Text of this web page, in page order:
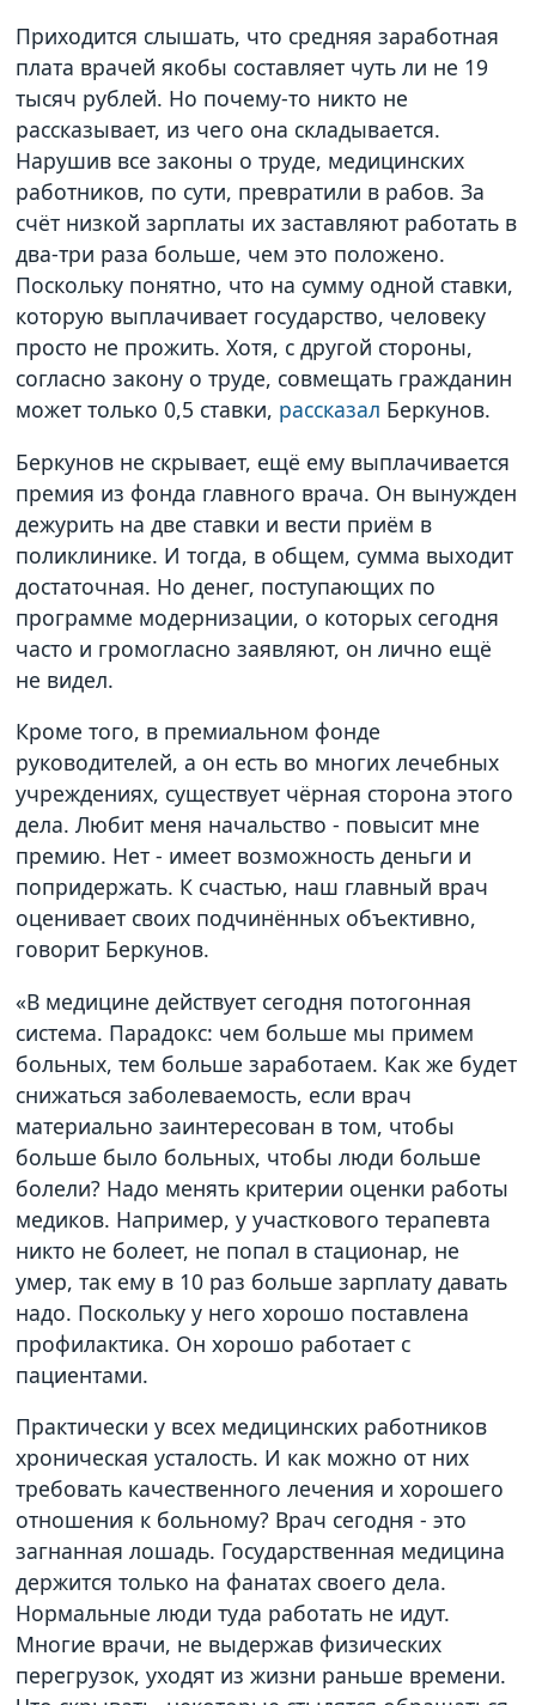
Приходится слышать, что средняя заработная
плата врачей якобы составляет чуть ли не 19
тысяч рублей. Но почему-то никто не
рассказывает, из чего она складывается.
Нарушив все законы о труде, медицинских
работников, по сути, превратили в рабов. За
счёт низкой зарплаты их заставляют работать в
два-три раза больше, чем это положено.
Поскольку понятно, что на сумму одной ставки,
которую выплачивает государство, человеку
просто не прожить. Хотя, с другой стороны,
согласно закону о труде, совмещать гражданин
может только 0,5 ставки, рассказал Беркунов.
Беркунов не скрывает, ещё ему выплачивается
премия из фонда главного врача. Он вынужден
дежурить на две ставки и вести приём в
поликлинике. И тогда, в общем, сумма выходит
достаточная. Но денег, поступающих по
программе модернизации, о которых сегодня
часто и громогласно заявляют, он лично ещё
не видел.
Кроме того, в премиальном фонде
руководителей, а он есть во многих лечебных
учреждениях, существует чёрная сторона этого
дела. Любит меня начальство - повысит мне
премию. Нет - имеет возможность деньги и
попридержать. К счастью, наш главный врач
оценивает своих подчинённых объективно,
говорит Беркунов.
«В медицине действует сегодня потогонная
система. Парадокс: чем больше мы примем
больных, тем больше заработаем. Как же будет
снижаться заболеваемость, если врач
материально заинтересован в том, чтобы
больше было больных, чтобы люди больше
болели? Надо менять критерии оценки работы
медиков. Например, у участкового терапевта
никто не болеет, не попал в стационар, не
умер, так ему в 10 раз больше зарплату давать
надо. Поскольку у него хорошо поставлена
профилактика. Он хорошо работает с
пациентами.
Практически у всех медицинских работников
хроническая усталость. И как можно от них
требовать качественного лечения и хорошего
отношения к больному? Врач сегодня - это
загнанная лошадь. Государственная медицина
держится только на фанатах своего дела.
Нормальные люди туда работать не идут.
Многие врачи, не выдержав физических
перегрузок, уходят из жизни раньше времени.